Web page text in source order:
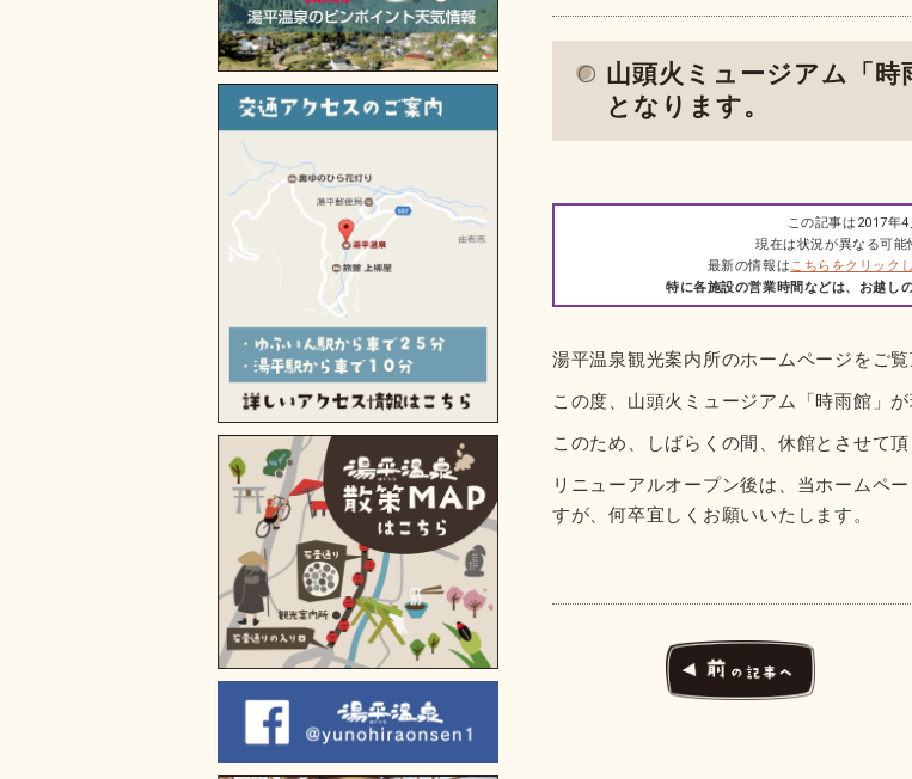
山頭火ミュージアム「
となります。
この記事は2017年4
現在は状況が異なる可能
最新の情報はこちらをクリック
特に各施設の営業時間などは、お越し
湯平温泉観光案内所のホームページをご
この度、山頭火ミュージアム「時雨館」
このため、しばらくの間、休館とさせて頂
リニューアルオープン後は、当ホームペ
すが、何卒宜しくお願いいたします。